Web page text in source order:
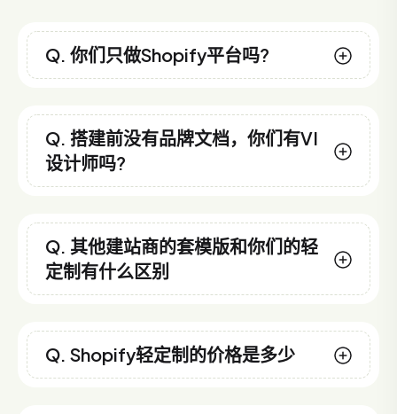
Q. 你们只做Shopify平台吗?
Q. 搭建前没有品牌文档，你们有VI
设计师吗?
Q. 其他建站商的套模版和你们的轻
定制有什么区别
Q. Shopify轻定制的价格是多少